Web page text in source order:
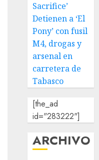
Sacrifice’
Detienen a ‘El
Pony’ con fusil
M4, drogas y
arsenal en
carretera de
Tabasco
[the_ad
id="283222"]
ARCHIVO